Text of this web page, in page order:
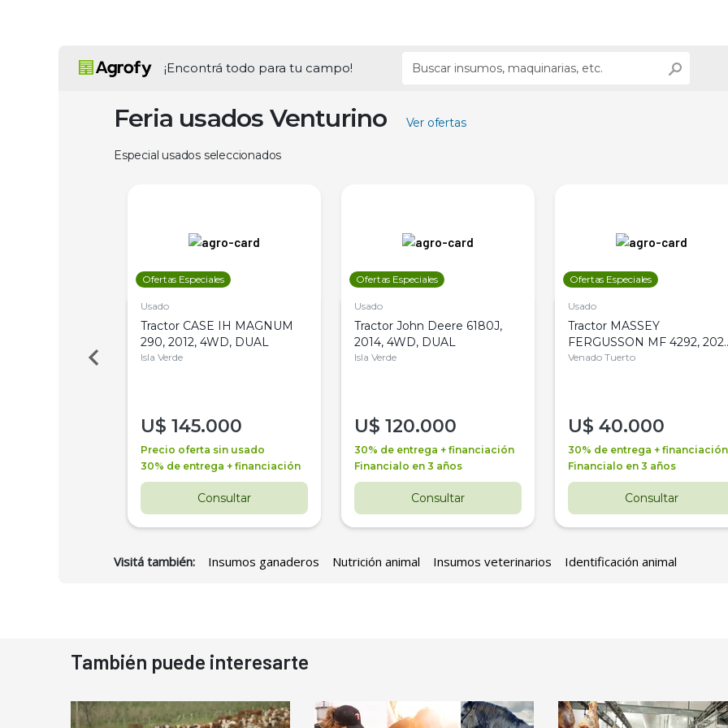
¡Encontrá todo para tu campo!
Feria usados Venturino Ver ofertas
Especial usados seleccionados
Ofertas Especiales
Usado
Tractor CASE IH MAGNUM
290, 2012, 4WD, DUAL
Isla Verde
U$ 145.000
Precio oferta sin usado
30% de entrega + financiación
Consultar
Ofertas Especiales
Usado
Tractor John Deere 6180J,
2014, 4WD, DUAL
Isla Verde
U$ 120.000
30% de entrega + financiación
Financialo en 3 años
Consultar
Ofertas Especiales
Usado
Tractor MASSEY
FERGUSSON MF 4292,
4WD, PATON
Venado Tuerto
U$ 40.000
30% de entrega + financiación
Financialo en 3 años
Consultar
Visitá también: Insumos ganaderos Nutrición animal Insumos veterinarios Identificación animal
También puede interesarte